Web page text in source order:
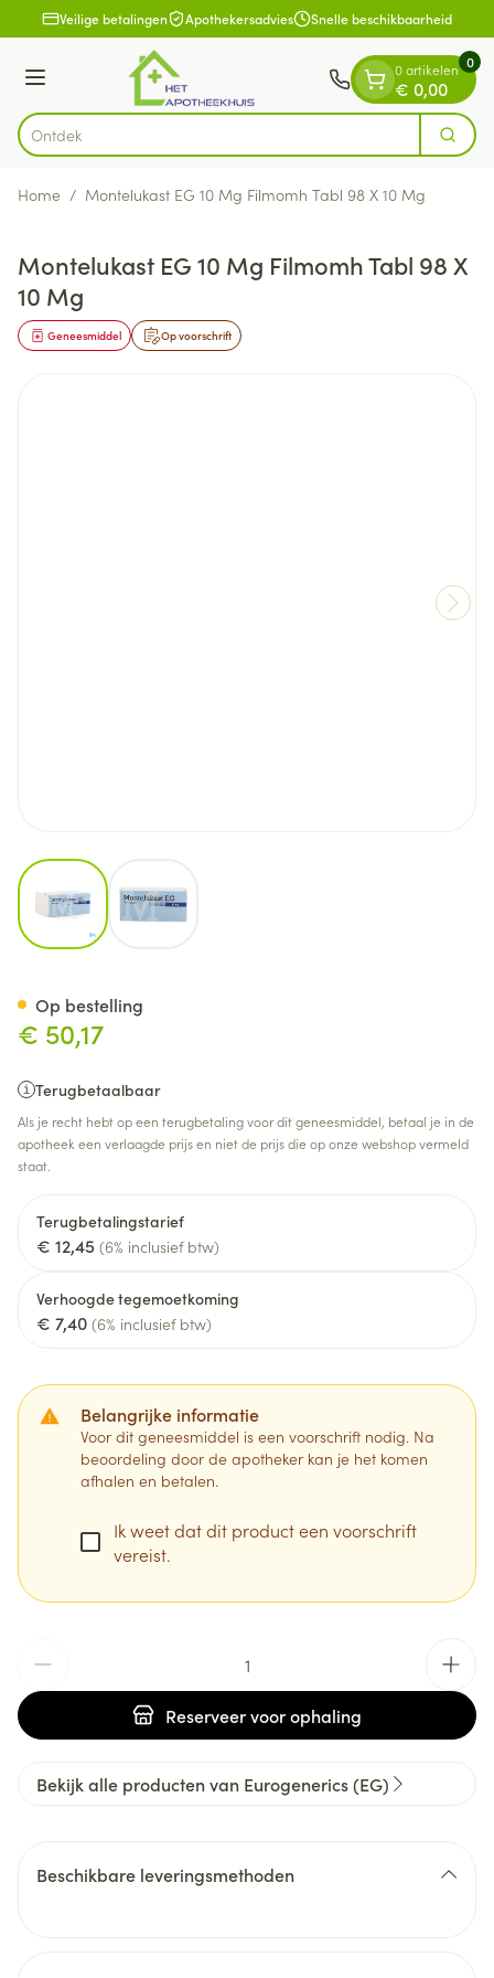
Ga naar de inhoud
1 van 1Veilige betalingen Apothekersadvies Snelle beschikbaarheid
Menu
Product, merk, categorie... Zoek
0 artikelen
€ 0,00
0
Home / Montelukast EG 10 Mg Filmomh Tabl 98 X 10 Mg
Montelukast EG 10 Mg Filmomh Tabl 98 X
10 Mg
Op voorschrift
Geneesmiddel
View larger image
€ 50,17
Terugbetaalbaar
Als je recht hebt op een terugbetaling voor dit geneesmiddel, betaal je in de
apotheek een verlaagde prijs en niet de prijs die op onze webshop vermeld
staat.
Terugbetalingstarief
€ 12,45 (6% inclusief btw)
Verhoogde tegemoetkoming
€ 7,40 (6% inclusief btw)
Belangrijke informatie
Voor dit geneesmiddel is een voorschrift nodig. Na
beoordeling door de apotheker kan je het komen
afhalen en betalen.
Ik weet dat dit product een voorschrift
vereist.
Reserveervoor ophaling
Op bestelling
Bekijk alle producten van Eurogenerics (EG)
Beschikbare leveringsmethoden